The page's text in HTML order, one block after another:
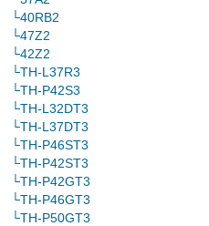
└40RB2
└47Z2
└42Z2
└TH-L37R3
└TH-P42S3
└TH-L32DT3
└TH-L37DT3
└TH-P46ST3
└TH-P42ST3
└TH-P42GT3
└TH-P46GT3
└TH-P50GT3